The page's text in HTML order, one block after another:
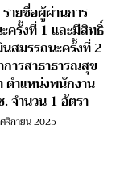
รายชื่อผู้ผ่านการ
ครั้งที่ 1 และมีสิทธิ์
นสมรรถนะครั้งที่ 2
ารสาธาธารณสุข
ตำแหน่งพนักงาน
จำนวน 1 อัตรา
จิกายน 2025